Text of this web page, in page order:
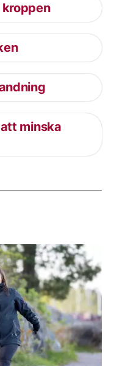
minska